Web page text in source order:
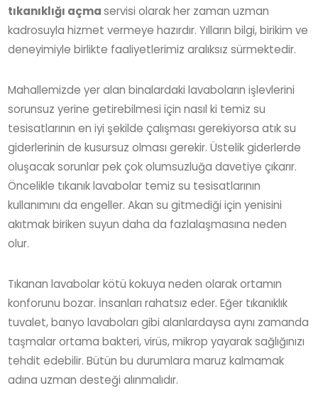
tıkanıklığı açmaservisi olarak her zaman uzman
kadrosuyla hizmet vermeye hazırdır. Yılların bilgi, birikim ve
deneyimiyle birlikte faaliyetlerimiz aralıksız sürmektedir.
Mahallemizde yer alan binalardaki lavaboların işlevlerini
sorunsuz yerine getirebilmesi için nasıl ki temiz su
tesisatlarının en iyi şekilde çalışması gerekiyorsa atık su
giderlerinin de kusursuz olması gerekir. Üstelik giderlerde
oluşacak sorunlar pek çok olumsuzluğa davetiye çıkarır.
Öncelikle tıkanık lavabolar temiz su tesisatlarının
kullanımını da engeller. Akan su gitmediği için yenisini
akıtmak biriken suyun daha da fazlalaşmasına neden
olur.
Tıkanan lavabolar kötü kokuya neden olarak ortamın
konforunu bozar. İnsanları rahatsız eder. Eğer tıkanıklık
tuvalet, banyo lavaboları gibi alanlardaysa aynı zamanda
taşmalar ortama bakteri, virüs, mikrop yayarak sağlığınızı
tehdit edebilir. Bütün bu durumlara maruz kalmamak
adına uzman desteği alınmalıdır.